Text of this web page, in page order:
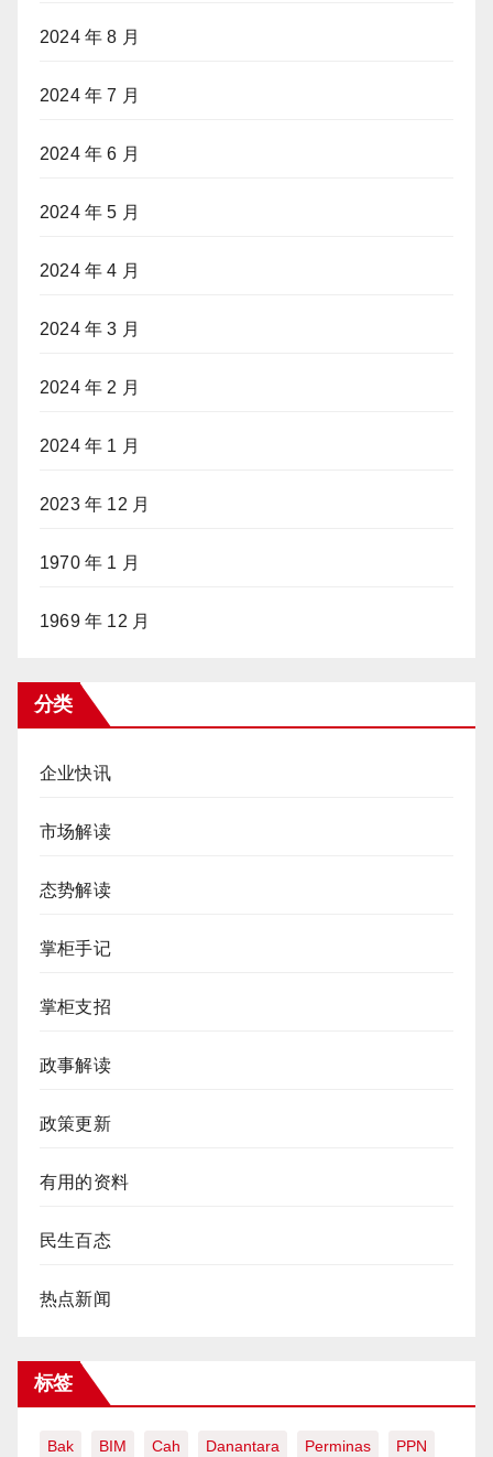
2024 年 8 月
2024 年 7 月
2024 年 6 月
2024 年 5 月
2024 年 4 月
2024 年 3 月
2024 年 2 月
2024 年 1 月
2023 年 12 月
1970 年 1 月
1969 年 12 月
分类
企业快讯
市场解读
态势解读
掌柜手记
掌柜支招
政事解读
政策更新
有用的资料
民生百态
热点新闻
标签
Bak BIM Cah Danantara Perminas PPN